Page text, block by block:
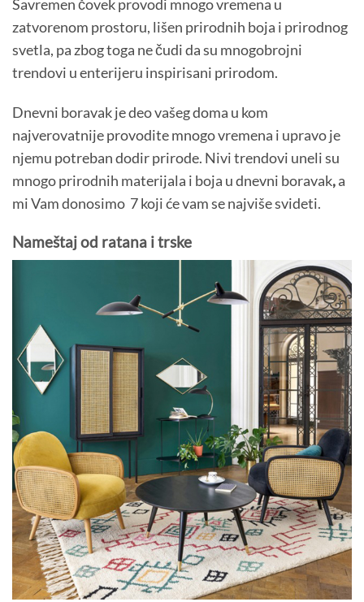
Savremen čovek provodi mnogo vremena u
zatvorenom prostoru, lišen prirodnih boja i prirodnog
svetla, pa zbog toga ne čudi da su mnogobrojni
trendovi u enterijeru inspirisani prirodom.
Dnevni boravak je deo vašeg doma u kom
najverovatnije provodite mnogo vremena i upravo je
njemu potreban dodir prirode. Nivi trendovi uneli su
mnogo prirodnih materijala i boja u dnevni boravak,a
mi Vam donosimo 7 koji će vam se najviše svideti.
Nameštaj od ratana i trske